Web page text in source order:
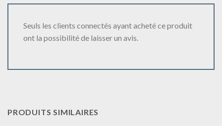
Seuls les clients connectés ayant acheté ce produit
ont la possibilité de laisser un avis.
PRODUITS SIMILAIRES